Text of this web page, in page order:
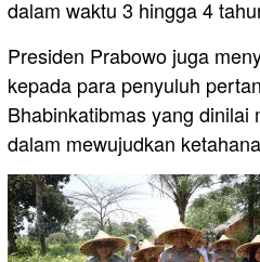
dalam waktu 3 hingga 4
Presiden Prabowo juga
kepada para penyuluh
Bhabinkatibmas yang dinilai
dalam mewujudkan